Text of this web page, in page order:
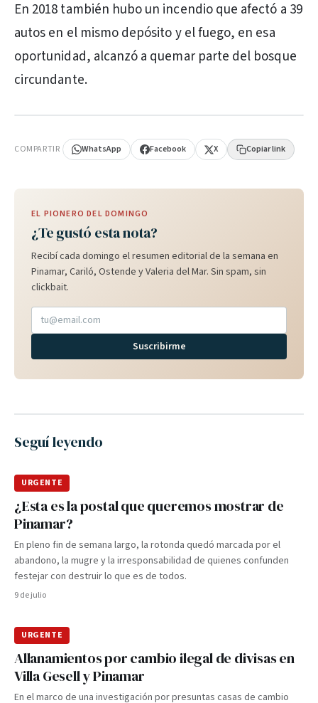
En 2018 también hubo un incendio que afectó a 39
autos en el mismo depósito y el fuego, en esa
oportunidad, alcanzó a quemar parte del bosque
circundante.
COMPARTIR WhatsApp Facebook X Copiar link
EL PIONERO DEL DOMINGO
¿Te gustó esta nota?
Recibí cada domingo el resumen editorial de la semana en
Pinamar, Cariló, Ostende y Valeria del Mar. Sin spam, sin
clickbait.
Suscribirme
Seguí leyendo
URGENTE
¿Esta es la postal que queremos mostrar de
Pinamar?
En pleno fin de semana largo, la rotonda quedó marcada por el
abandono, la mugre y la irresponsabilidad de quienes confunden
festejar con destruir lo que es de todos.
9 de julio
URGENTE
Allanamientos por cambio ilegal de divisas en
Villa Gesell y Pinamar
En el marco de una investigación por presuntas casas de cambio